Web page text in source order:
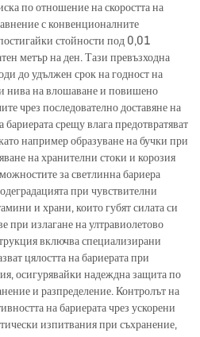
по отношение на скоростта на
с конвенционалните
стойности под 0,01
метър на ден. Тази превъзходна
до удължен срок на годност на
нива на влошаване и повишено
чрез последователно доставяне на
бариерата срещу влага предотвратяват
например образуване на бучки при
на хранителни стоки и корозия
за светлинна бариера
при чувствителни
и храни, които губят силата си
при излагане на ултравиолетово
включва специализирани
цялостта на бариерата при
осигурявайки надеждна защита по
и разпределение. Контролът на
на бариерата чрез ускорени
изпитвания при съхранение,